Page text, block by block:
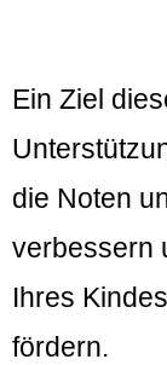
Ein Ziel
die Noten
verbessern
Ihres
fördern.